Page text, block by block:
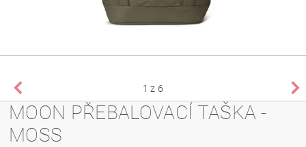
1 z 6
MOON PŘEBALOVACÍ TAŠKA -
MOSS